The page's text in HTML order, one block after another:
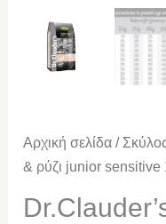
Αρχική σελίδα /
& ρύζι junior sensitive